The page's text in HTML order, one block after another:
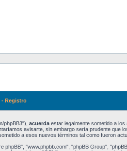
- Registro
phpBB3"), acuerdaestar legalmente sometido a
avisarte, sin embargo sería prudente que
a esos nuevos términos tal como fueron
"www.phpbb.com", "phpBB Group",